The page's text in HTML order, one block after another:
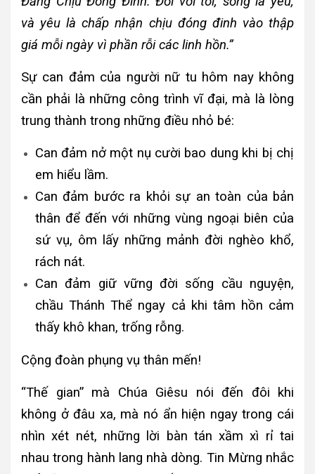
và yêu là chấp nhận chịu đóng đinh vào thập
giá mỗi ngày vì phần rỗi các linh hồn.”
Sự can đảm của người nữ tu hôm nay không
cần phải là những công trình vĩ đại, mà là lòng
trung thành trong những điều nhỏ bé:
Can đảm nở một nụ cười bao dung khi bị chị
em hiểu lầm.
Can đảm bước ra khỏi sự an toàn của bản
thân để đến với những vùng ngoại biên của
sứ vụ, ôm lấy những mảnh đời nghèo khổ,
rách nát.
Can đảm giữ vững đời sống cầu nguyện,
chầu Thánh Thể ngay cả khi tâm hồn cảm
thấy khô khan, trống rỗng.
Cộng đoàn phụng vụ thân mến!
“Thế gian” mà Chúa Giêsu nói đến đôi khi
không ở đâu xa, mà nó ẩn hiện ngay trong cái
nhìn xét nét, những lời bàn tán xầm xì rỉ tai
nhau trong hành lang nhà dòng. Tin Mừng nhắc